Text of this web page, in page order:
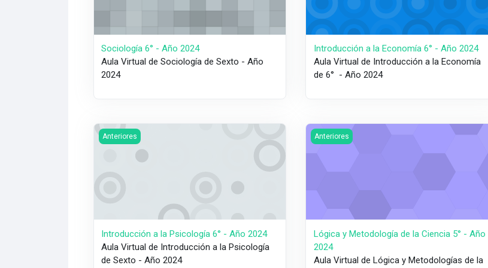
Sociología 6° - Año 2024
Aula Virtual de Sociología de Sexto - Año
2024
Introducción a la Economía 6° - Año 2024
Aula Virtual de Introducción a la Economía
de 6° - Año 2024
Imagen del curso Introducción a la Psicología 6° - Año 2024
Anteriores
Introducción a la Psicología 6° - Año 2024
Aula Virtual de Introducción a la Psicología
de Sexto - Año 2024
Imagen del curso Lógica y Metodología de la
Anteriores
Lógica y Metodología de la Ciencia 5° - Año
2024
Aula Virtual de Lógica y Metodologías de la